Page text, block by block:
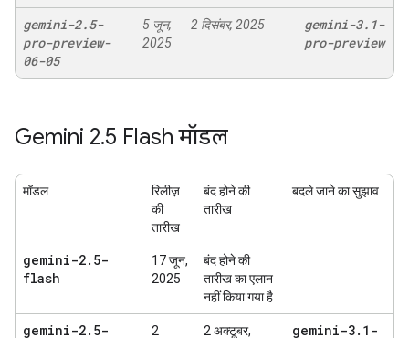
gemini-2.5-
pro-preview-
06-05
5 जून,
2025
2 दिसंबर, 2025 gemini-3. 1-
pro-preview
Gemini 2.5 Flash मॉडल
मॉडल
रिलीज़
की
तारीख
बंद होने की
तारीख
बदले जाने का सुझाव
gemini-2. 5-
flash
17 जून,
2025
बंद होने की
तारीख का एलान
नहीं किया गया है
gemini-2. 5- 2 2 अक्टूबर, gemini-3. 1-